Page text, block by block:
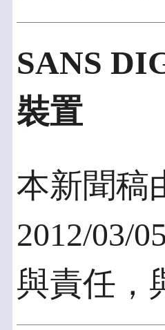
SANS
裝置
本新聞稿
2012/03/
與責任，